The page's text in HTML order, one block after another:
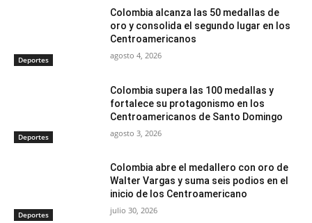
Deportes
Colombia alcanza las 50 medallas de
oro y consolida el segundo lugar en los
Centroamericanos
agosto 4, 2026
Deportes
Colombia supera las 100 medallas y
fortalece su protagonismo en los
Centroamericanos de Santo Domingo
agosto 3, 2026
Deportes
Colombia abre el medallero con oro de
Walter Vargas y suma seis podios en el
inicio de los Centroamericano
julio 30, 2026